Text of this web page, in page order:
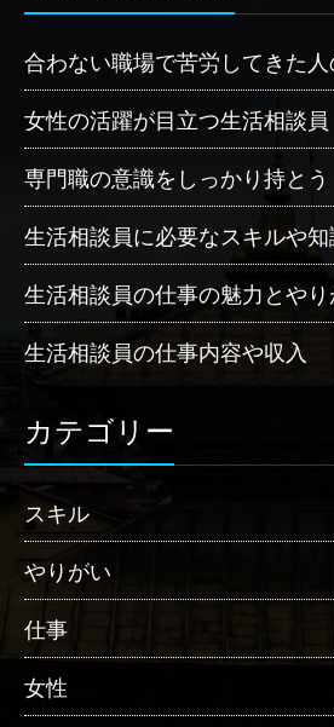
合わない職場で苦労してきた
女性の活躍が目立つ生活相談員
専門職の意識をしっかり持とう
生活相談員に必要なスキルや知
生活相談員の仕事の魅力とや
生活相談員の仕事内容や収入
カテゴリー
スキル
やりがい
仕事
女性